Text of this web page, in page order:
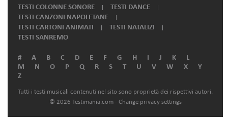
TESTI COLONNE SONORE
TESTI DANCE
TESTI CANZONI NAPOLETANE
TESTI CARTONI ANIMATI
TESTI NATALIZI
TESTI SANREMO
# A B C D E F G H I J K
L
M
N O P Q R S T U V W X
Y
Z
Tutti i testi musicali contenuti nel sito sono proprietà dei rispettivi autori.
© 2026 Testimania.com - Change privacy settings